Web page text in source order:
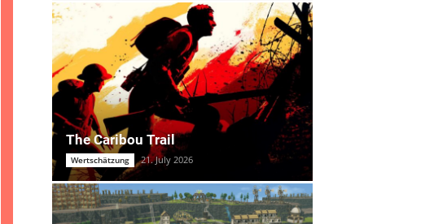
The Caribou Trail
Wertschätzung 21. July 2026